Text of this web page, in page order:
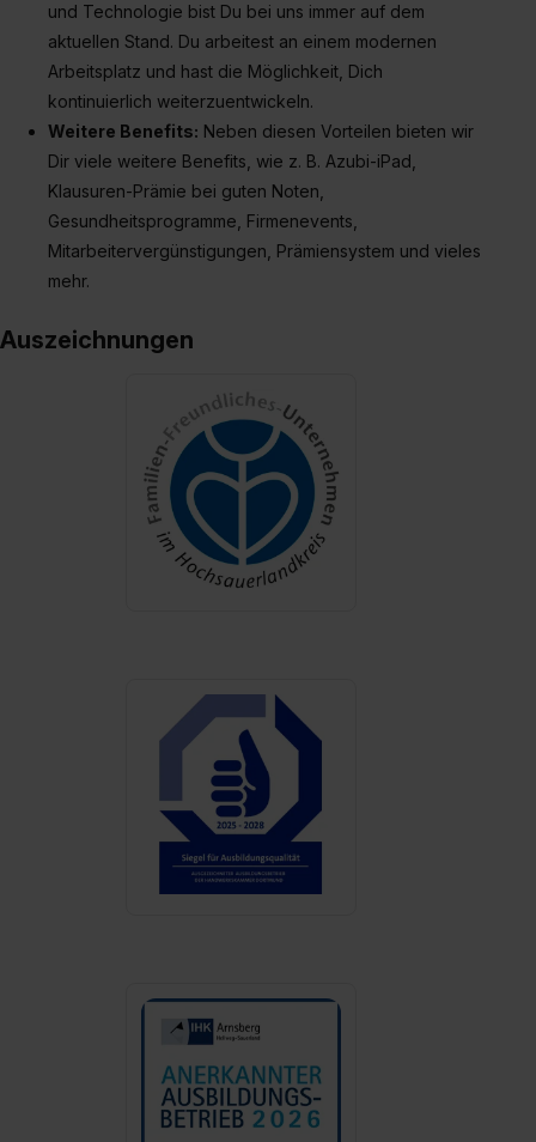
und Technologie bist Du bei uns immer auf dem
aktuellen Stand. Du arbeitest an einem modernen
Arbeitsplatz und hast die Möglichkeit, Dich
kontinuierlich weiterzuentwickeln.
Weitere Benefits: Neben diesen Vorteilen bieten wir
Dir viele weitere Benefits, wie z. B. Azubi-iPad,
Klausuren-Prämie bei guten Noten,
Gesundheitsprogramme, Firmenevents,
Mitarbeitervergünstigungen, Prämiensystem und vieles
mehr.
Auszeichnungen